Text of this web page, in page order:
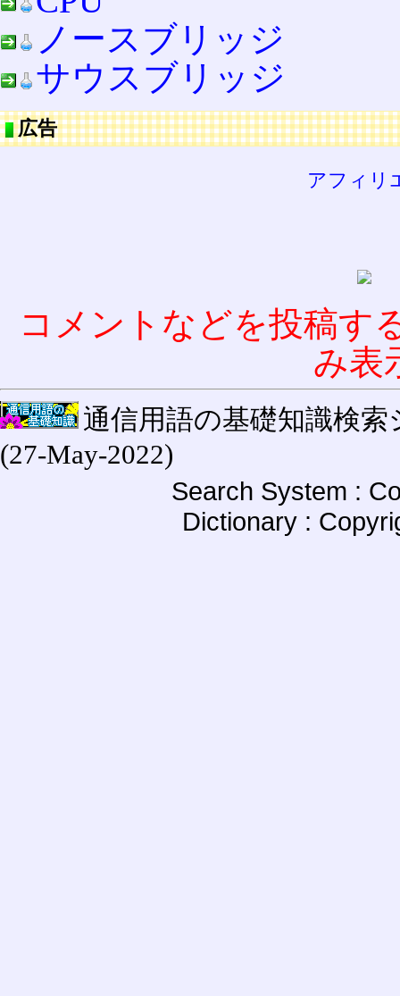
ノースブリッジ
サウスブリッジ
広告
アフィリ
コメントなどを投稿す
み表
通信用語の基礎知識検索
(27-May-2022)
Search System :
Dictionary :